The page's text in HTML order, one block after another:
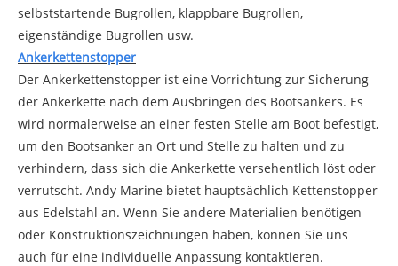
selbststartende Bugrollen, klappbare Bugrollen,
eigenständige Bugrollen usw.
Ankerkettenstopper
Der Ankerkettenstopper ist eine Vorrichtung zur Sicherung
der Ankerkette nach dem Ausbringen des Bootsankers. Es
wird normalerweise an einer festen Stelle am Boot befestigt,
um den Bootsanker an Ort und Stelle zu halten und zu
verhindern, dass sich die Ankerkette versehentlich löst oder
verrutscht. Andy Marine bietet hauptsächlich Kettenstopper
aus Edelstahl an. Wenn Sie andere Materialien benötigen
oder Konstruktionszeichnungen haben, können Sie uns
auch für eine individuelle Anpassung kontaktieren.